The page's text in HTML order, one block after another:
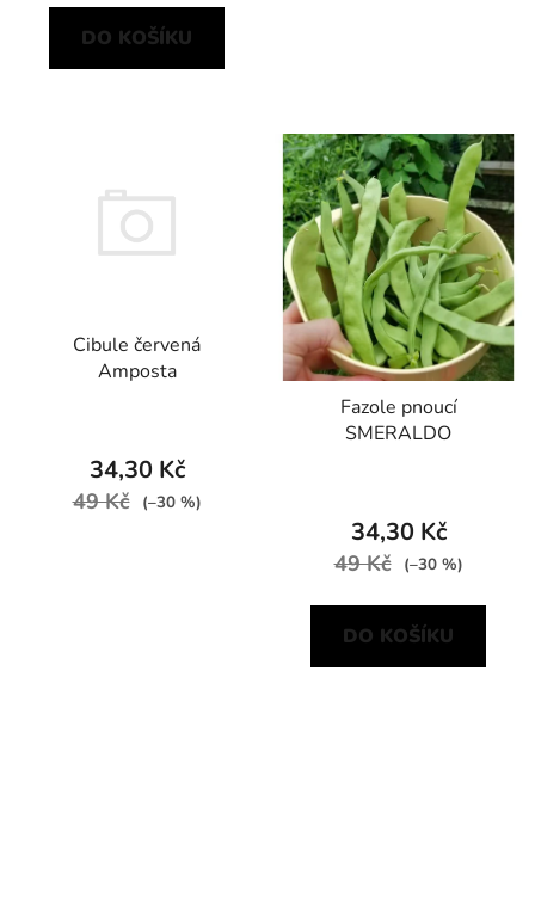
DO KOŠÍKU
Cibule červená
Amposta
34,30 Kč
49 Kč (–30 %)
Fazole pnoucí
SMERALDO
34,30 Kč
49 Kč (–30 %)
DO KOŠÍKU